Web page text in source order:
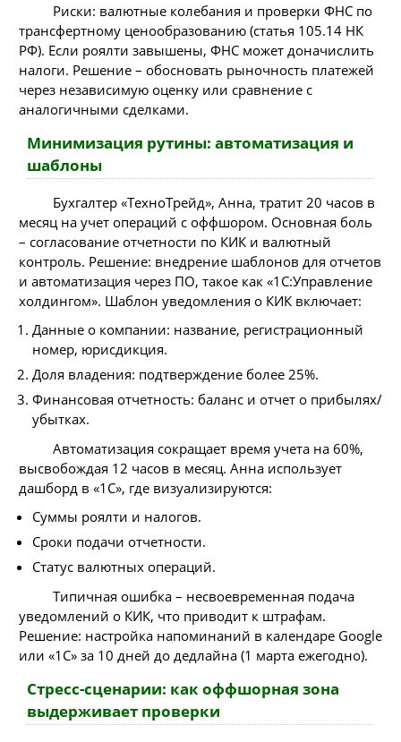
Риски: валютные колебания и проверки ФНС по
трансфертному ценообразованию (статья 105.14 НК
РФ). Если роялти завышены, ФНС может доначислить
налоги. Решение – обосновать рыночность платежей
через независимую оценку или сравнение с
аналогичными сделками.
Минимизация рутины: автоматизация и
шаблоны
Бухгалтер «ТехноТрейд», Анна, тратит 20 часов в
месяц на учет операций с оффшором. Основная боль
– согласование отчетности по КИК и валютный
контроль. Решение: внедрение шаблонов для отчетов
и автоматизация через ПО, такое как «1С:Управление
холдингом». Шаблон уведомления о КИК включает:
Данные о компании: название, регистрационный
номер, юрисдикция.
Доля владения: подтверждение более 25%.
Финансовая отчетность: баланс и отчет о прибылях/
убытках.
Автоматизация сокращает время учета на 60%,
высвобождая 12 часов в месяц. Анна использует
дашборд в «1С», где визуализируются:
Суммы роялти и налогов.
Сроки подачи отчетности.
Статус валютных операций.
Типичная ошибка – несвоевременная подача
уведомлений о КИК, что приводит к штрафам.
Решение: настройка напоминаний в календаре Google
или «1С» за 10 дней до дедлайна (1 марта ежегодно).
Стресс-сценарии: как оффшорная зона
выдерживает проверки